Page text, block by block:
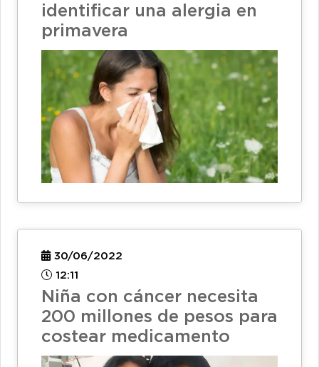
identificar una alergia en
primavera
30/06/2022
12:11
Niña con cáncer necesita
200 millones de pesos para
costear medicamento